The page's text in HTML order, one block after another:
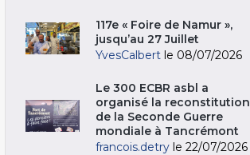
117e « Foire de Namur »,
jusqu’au 27 Juillet
YvesCalbert le 08/07/2026
Le 300 ECBR asbl a
organisé la reconstitution
de la Seconde Guerre
mondiale à Tancrémont
francois.detry le 22/07/2026